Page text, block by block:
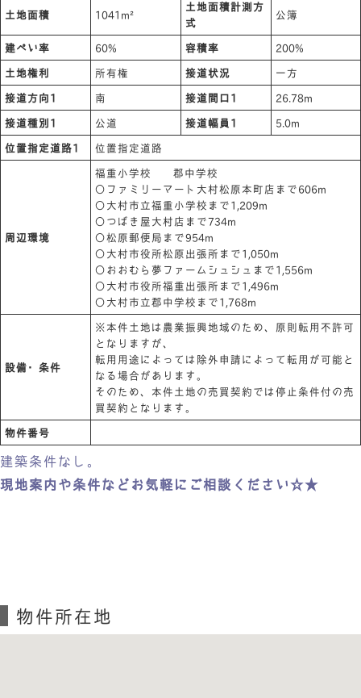
土地面積 1041m²
土地面積計測方
式
公簿
建ぺい率 60% 容積率 200%
土地権利 所有権 接道状況 一方
接道方向1 南 接道間口1 26.78m
接道種別1 公道 接道幅員1 5.0m
位置指定道路1 位置指定道路
周辺環境
福重小学校 郡中学校
〇ファミリーマート大村松原本町店まで606m
〇大村市立福重小学校まで1,209m
〇つばき屋大村店まで734m
〇松原郵便局まで954m
〇大村市役所松原出張所まで1,050m
〇おおむら夢ファームシュシュまで1,556m
〇大村市役所福重出張所まで1,496m
〇大村市立郡中学校まで1,768m
設備・条件
※本件土地は農業振興地域のため、原則転用不許可
となりますが、
転用用途によっては除外申請によって転用が可能と
なる場合があります。
そのため、本件土地の売買契約では停止条件付の売
買契約となります。
物件番号
建築条件なし。
現地案内や条件などお気軽にご相談ください☆★
物件所在地